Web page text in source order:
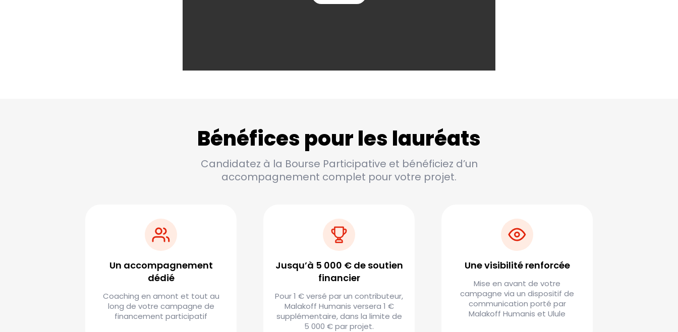
Bénéfices pour les lauréats
Candidatez à la Bourse Participative et bénéficiez d’un
accompagnement complet pour votre projet.
Un accompagnement
dédié
Coaching en amont et tout au
long de votre campagne de
financement participatif
Jusqu’à 5 000 € de soutien
financier
Pour 1 € versé par un contributeur,
Malakoff Humanis versera 1 €
supplémentaire, dans la limite de
5 000 € par projet.
Une visibilité renforcée
Mise en avant de votre
campagne via un dispositif de
communication porté par
Malakoff Humanis et Ulule